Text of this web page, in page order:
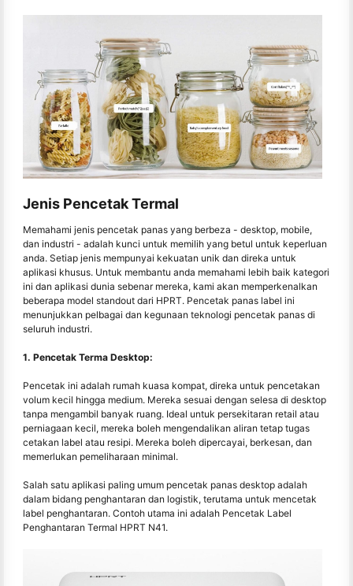
Jenis Pencetak Termal
Memahami jenis pencetak panas yang berbeza - desktop, mobile,
dan industri - adalah kunci untuk memilih yang betul untuk keperluan
anda. Setiap jenis mempunyai kekuatan unik dan direka untuk
aplikasi khusus. Untuk membantu anda memahami lebih baik kategori
ini dan aplikasi dunia sebenar mereka, kami akan memperkenalkan
beberapa model standout dari HPRT. Pencetak panas label ini
menunjukkan pelbagai dan kegunaan teknologi pencetak panas di
seluruh industri.
1. Pencetak Terma Desktop:
Pencetak ini adalah rumah kuasa kompat, direka untuk pencetakan
volum kecil hingga medium. Mereka sesuai dengan selesa di desktop
tanpa mengambil banyak ruang. Ideal untuk persekitaran retail atau
perniagaan kecil, mereka boleh mengendalikan aliran tetap tugas
cetakan label atau resipi. Mereka boleh dipercayai, berkesan, dan
memerlukan pemeliharaan minimal.
Salah satu aplikasi paling umum pencetak panas desktop adalah
dalam bidang penghantaran dan logistik, terutama untuk mencetak
label penghantaran. Contoh utama ini adalah Pencetak Label
Penghantaran Termal HPRT N41.